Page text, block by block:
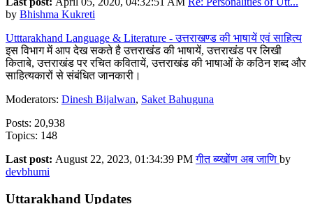
by Bhishma Kukreti
Utttarakhand Language & Literature - उत्तराखण्ड की भाषायें एवं साहित्य
इस विभाग में आप देख सकते है उत्तराखंड की भाषायें, उत्तराखंड पर लिखी
किताबे, उत्तराखंड पर रचित कवितायें, उत्तराखंड की भाषाओं के कठिन शब्द और
साहित्यकारों से संबंधित जानकारी।
Moderators: Dinesh Bijalwan, Saket Bahuguna
Posts: 20,938
Topics: 148
Last post: August 22, 2023, 01:34:39 PMगीत ब्य्खोंण अब जाणि by
devbhumi
Uttarakhand Updates